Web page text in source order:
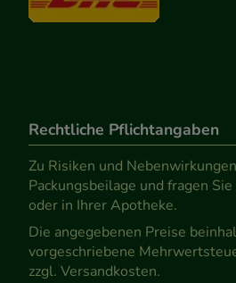
Rechtliche Pflichtangaben
Zu Risiken und
Packungsbeilage und fragen
oder in Ihrer Apotheke.
Die angegebenen Preise
vorgeschriebene
zzgl. Versandkosten.